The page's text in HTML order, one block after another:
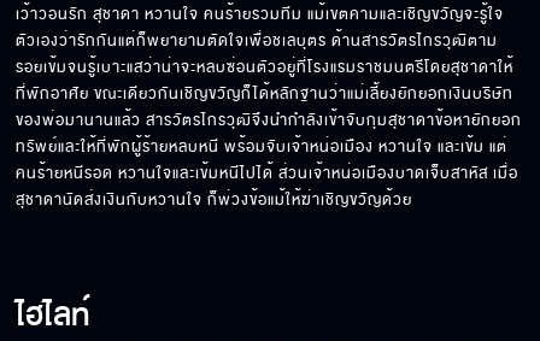
เว้าวอนรัก สุชาดา หวานใจ คนร้ายรวมทีม แม้เขตคามและเชิญขวัญจะรู้ใจ
ตัวเองว่ารักกันแต่ก็พยายามตัดใจเพื่อชเลบุตร ด้านสารวัตรไกรวุฒิตาม
รอยเข้มจนรู้เบาะแสว่าน่าจะหลบซ่อนตัวอยู่ที่โรงแรมราชมนตรีโดยสุชาดาให้
ที่พักอาศัย ขณะเดียวกันเชิญขวัญก็ได้หลักฐานว่าแม่เลี้ยงยักยอกเงินบริษัท
ของพ่อมานานแล้ว สารวัตรไกรวุฒิจึงนำกำลังเข้าจับกุมสุชาดาข้อหายักยอก
ทรัพย์และให้ที่พักผู้ร้ายหลบหนี พร้อมจับเจ้าหน่อเมือง หวานใจ และเข้ม แต่
คนร้ายหนีรอด หวานใจและเข้มหนีไปได้ ส่วนเจ้าหน่อเมืองบาดเจ็บสาหัส เมื่อ
สุชาดานัดส่งเงินกับหวานใจ ก็พ่วงข้อแม้ให้ฆ่าเชิญขวัญด้วย
ไฮไลท์